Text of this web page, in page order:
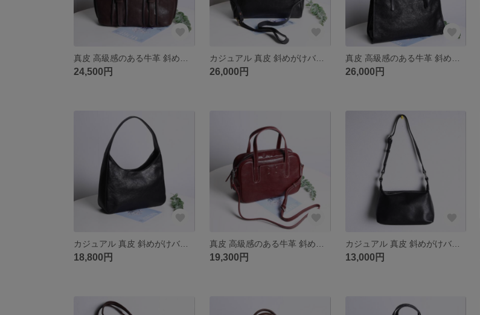
24,500円
カジュアル 真皮 斜めがけバッグ
26,000円 26,000円
18,800円 19,300円
カジュアル 真皮 斜めがけバッグ
13,000円